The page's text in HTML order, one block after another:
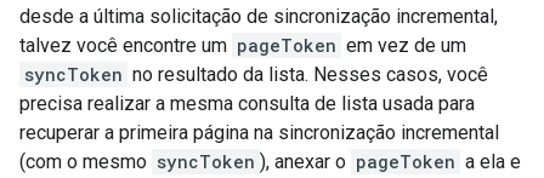
desde a última solicitação de sincronização incremental,
talvez você encontre um pageToken em vez de um
syncToken no resultado da lista. Nesses casos, você
precisa realizar a mesma consulta de lista usada para
recuperar a primeira página na sincronização incremental
(com o mesmo syncToken ), anexar o pageToken a ela e